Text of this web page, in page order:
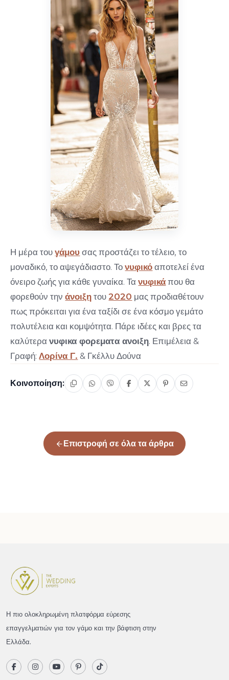
Η μέρα τουγάμου σας προστάζει το τέλειο, το
μοναδικό, το αψεγάδιαστο. Τονυφικό αποτελεί ένα
όνειρο ζωής για κάθε γυναίκα. Τανυφικά που θα
φορεθούν τηνάνοιξη του2020 μας προδιαθέτουν
πως πρόκειται για ένα ταξίδι σε ένα κόσμο γεμάτο
πολυτέλεια και κομψότητα. Πάρε ιδέες και βρες τα
καλύτερανυφικα φορεματα ανοιξη. Επιμέλεια &
Γραφή:Λορίνα Γ. & Γκέλλυ Δούνα
Κοινοποίηση:
Επιστροφή σε όλα τα άρθρα
Η πιο ολοκληρωμένη πλατφόρμα εύρεσης
επαγγελματιών για τον γάμο και την βάφτιση στην
Ελλάδα.